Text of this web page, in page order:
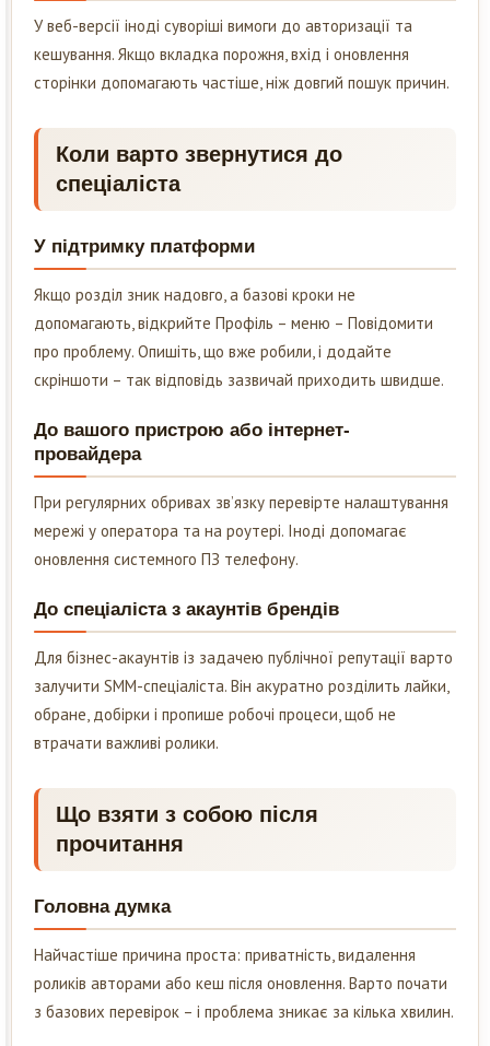
У веб-версії іноді суворіші вимоги до авторизації та
кешування. Якщо вкладка порожня, вхід і оновлення
сторінки допомагають частіше, ніж довгий пошук причин.
Коли варто звернутися до
спеціаліста
У підтримку платформи
Якщо розділ зник надовго, а базові кроки не
допомагають, відкрийте Профіль – меню – Повідомити
про проблему. Опишіть, що вже робили, і додайте
скріншоти – так відповідь зазвичай приходить швидше.
До вашого пристрою або інтернет-
провайдера
При регулярних обривах зв’язку перевірте налаштування
мережі у оператора та на роутері. Іноді допомагає
оновлення системного ПЗ телефону.
До спеціаліста з акаунтів брендів
Для бізнес-акаунтів із задачею публічної репутації варто
залучити SMM-спеціаліста. Він акуратно розділить лайки,
обране, добірки і пропише робочі процеси, щоб не
втрачати важливі ролики.
Що взяти з собою після
прочитання
Головна думка
Найчастіше причина проста: приватність, видалення
роликів авторами або кеш після оновлення. Варто почати
з базових перевірок – і проблема зникає за кілька хвилин.